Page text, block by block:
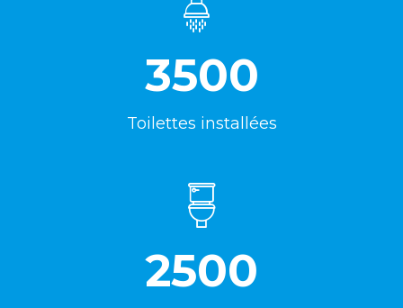
3500
Toilettes installées
2500